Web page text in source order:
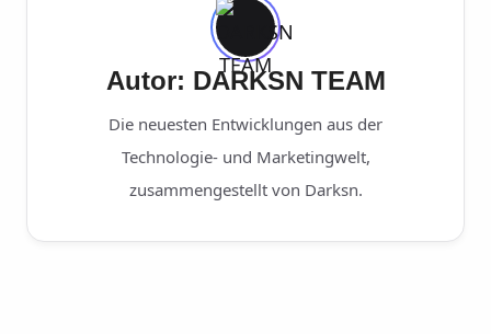
Autor: DARKSN TEAM
Die neuesten Entwicklungen aus der
Technologie- und Marketingwelt,
zusammengestellt von Darksn.